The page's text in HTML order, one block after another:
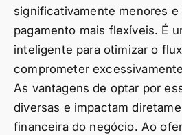
significativamente menores e
pagamento mais flexíveis. É
inteligente para otimizar o
comprometer
As vantagens de optar por
diversas e impactam
financeira do negócio. Ao